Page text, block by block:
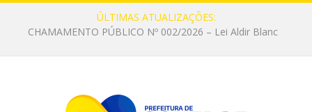
ÚLTIMAS ATUALIZAÇÕES:
CHAMAMENTO PÚBLICO Nº 002/2026 – Lei Aldir Blanc